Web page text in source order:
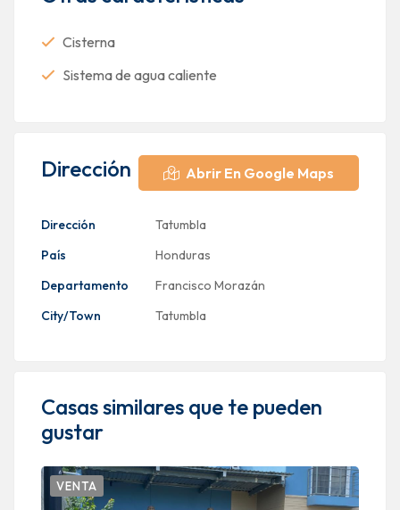
Cisterna
Sistema de agua caliente
Dirección Abrir En Google Maps
Dirección
Tatumbla
País
Honduras
Departamento
Francisco Morazán
City/Town
Tatumbla
Casas similares que te pueden
gustar
VENTA